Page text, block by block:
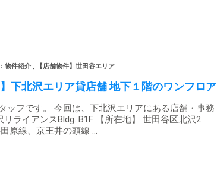
物件紹介 , 【店舗物件】世田谷エリア
下北沢エリア貸店舗 地下１階のワンフロア
フです。 今回は、下北沢エリアにある店舗・事務
ライアンスBldg. B1F 【所在地】 世田谷区北沢2
原線、京王井の頭線 …